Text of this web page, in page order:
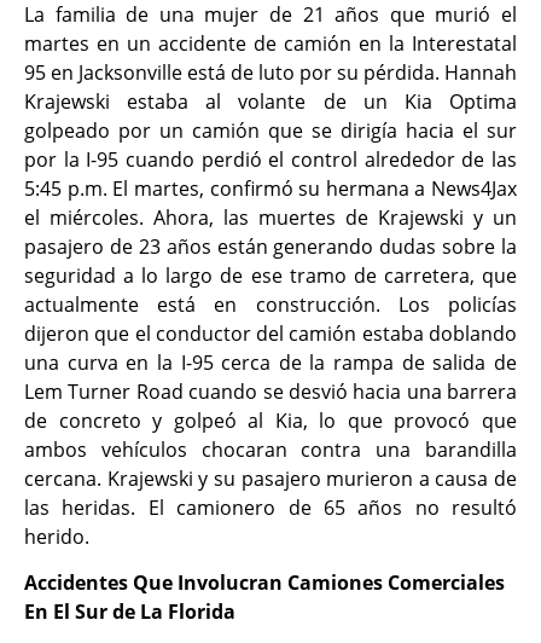
La familia de una mujer de 21 años que murió el
martes en un accidente de camión en la Interestatal
95 en Jacksonville está de luto por su pérdida. Hannah
Krajewski estaba al volante de un Kia Optima
golpeado por un camión que se dirigía hacia el sur
por la I-95 cuando perdió el control alrededor de las
5:45 p.m. El martes, confirmó su hermana a News4Jax
el miércoles. Ahora, las muertes de Krajewski y un
pasajero de 23 años están generando dudas sobre la
seguridad a lo largo de ese tramo de carretera, que
actualmente está en construcción. Los policías
dijeron que el conductor del camión estaba doblando
una curva en la I-95 cerca de la rampa de salida de
Lem Turner Road cuando se desvió hacia una barrera
de concreto y golpeó al Kia, lo que provocó que
ambos vehículos chocaran contra una barandilla
cercana. Krajewski y su pasajero murieron a causa de
las heridas. El camionero de 65 años no resultó
herido.
Accidentes Que Involucran Camiones Comerciales
En El Sur de La Florida